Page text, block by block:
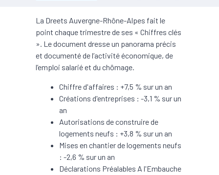
La Dreets Auvergne-Rhône-Alpes fait le
point chaque trimestre de ses « Chiffres clés
». Le document dresse un panorama précis
et documenté de l’activité économique, de
l’emploi salarié et du chômage.
Chiffre d'affaires : +7,5 % sur un an
Créations d'entreprises : -3,1 % sur un
an
Autorisations de construire de
logements neufs : +3,8 % sur un an
Mises en chantier de logements neufs
: -2,6 % sur un an
Déclarations Préalables A l'Embauche